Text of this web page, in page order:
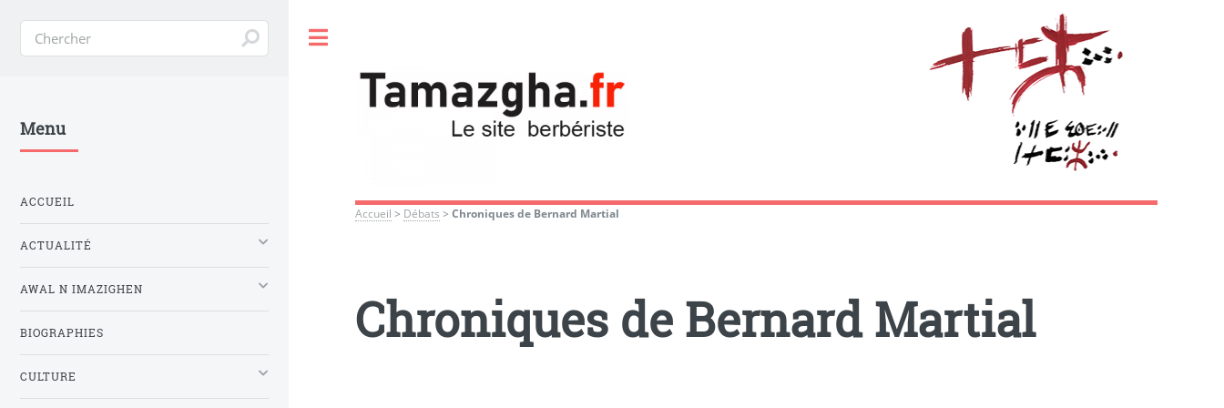
Accueil > Débats >Chroniques de Bernard Martial
Chroniques de Bernard Martial
Menu
ACCUEIL
ACTUALITÉ
AWAL N IMAZIGHEN
BIOGRAPHIES
CULTURE